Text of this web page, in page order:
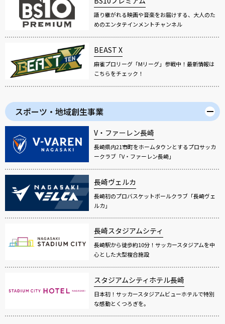
語り継がれる映画や音楽をお届けする、大人のた
めのエンタテインメントチャンネル
BEAST X
麻雀プロリーグ「Mリーグ」参戦中！最新情報は
こちらをチェック！
スポーツ・地域創生事業
V・ファーレン長崎
長崎県内21市町をホームタウンとするプロサッカ
ークラブ「V・ファーレン長崎」
長崎ヴェルカ
長崎初のプロバスケットボールクラブ「長崎ヴェ
ルカ」
長崎スタジアムシティ
長崎駅から徒歩約10分！サッカースタジアムを中
心とした大型複合施設
スタジアムシティホテル長崎
日本初！サッカースタジアムビューホテルで特別
な感動とくつろぎを。